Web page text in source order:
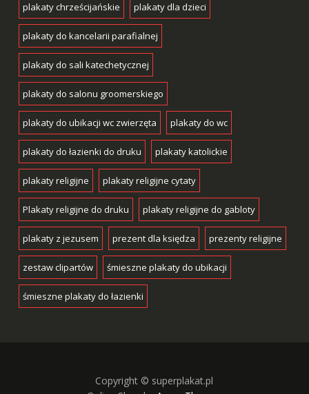
plakaty chrześcijańskie plakaty dla dzieci
plakaty do kancelarii parafialnej
plakaty do sali katechetycznej
plakaty do salonu groomerskiego
plakaty do ubikacji wc zwierzęta plakaty do wc
plakaty do łazienki do druku plakaty katolickie
plakaty religijne plakaty religijne cytaty
Plakaty religijne do druku plakaty religijne do gabloty
plakaty z jezusem prezent dla księdza prezenty religijne
zestaw clipartów śmieszne plakaty do ubikacji
śmieszne plakaty do łazienki
Copyright © superplakat.pl